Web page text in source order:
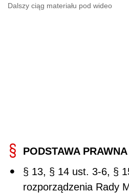
Dalszy ciąg materiału pod wideo
PODSTAWA PRAWNA
§ 13, § 14 ust. 3-6, §
rozporządzenia Rady